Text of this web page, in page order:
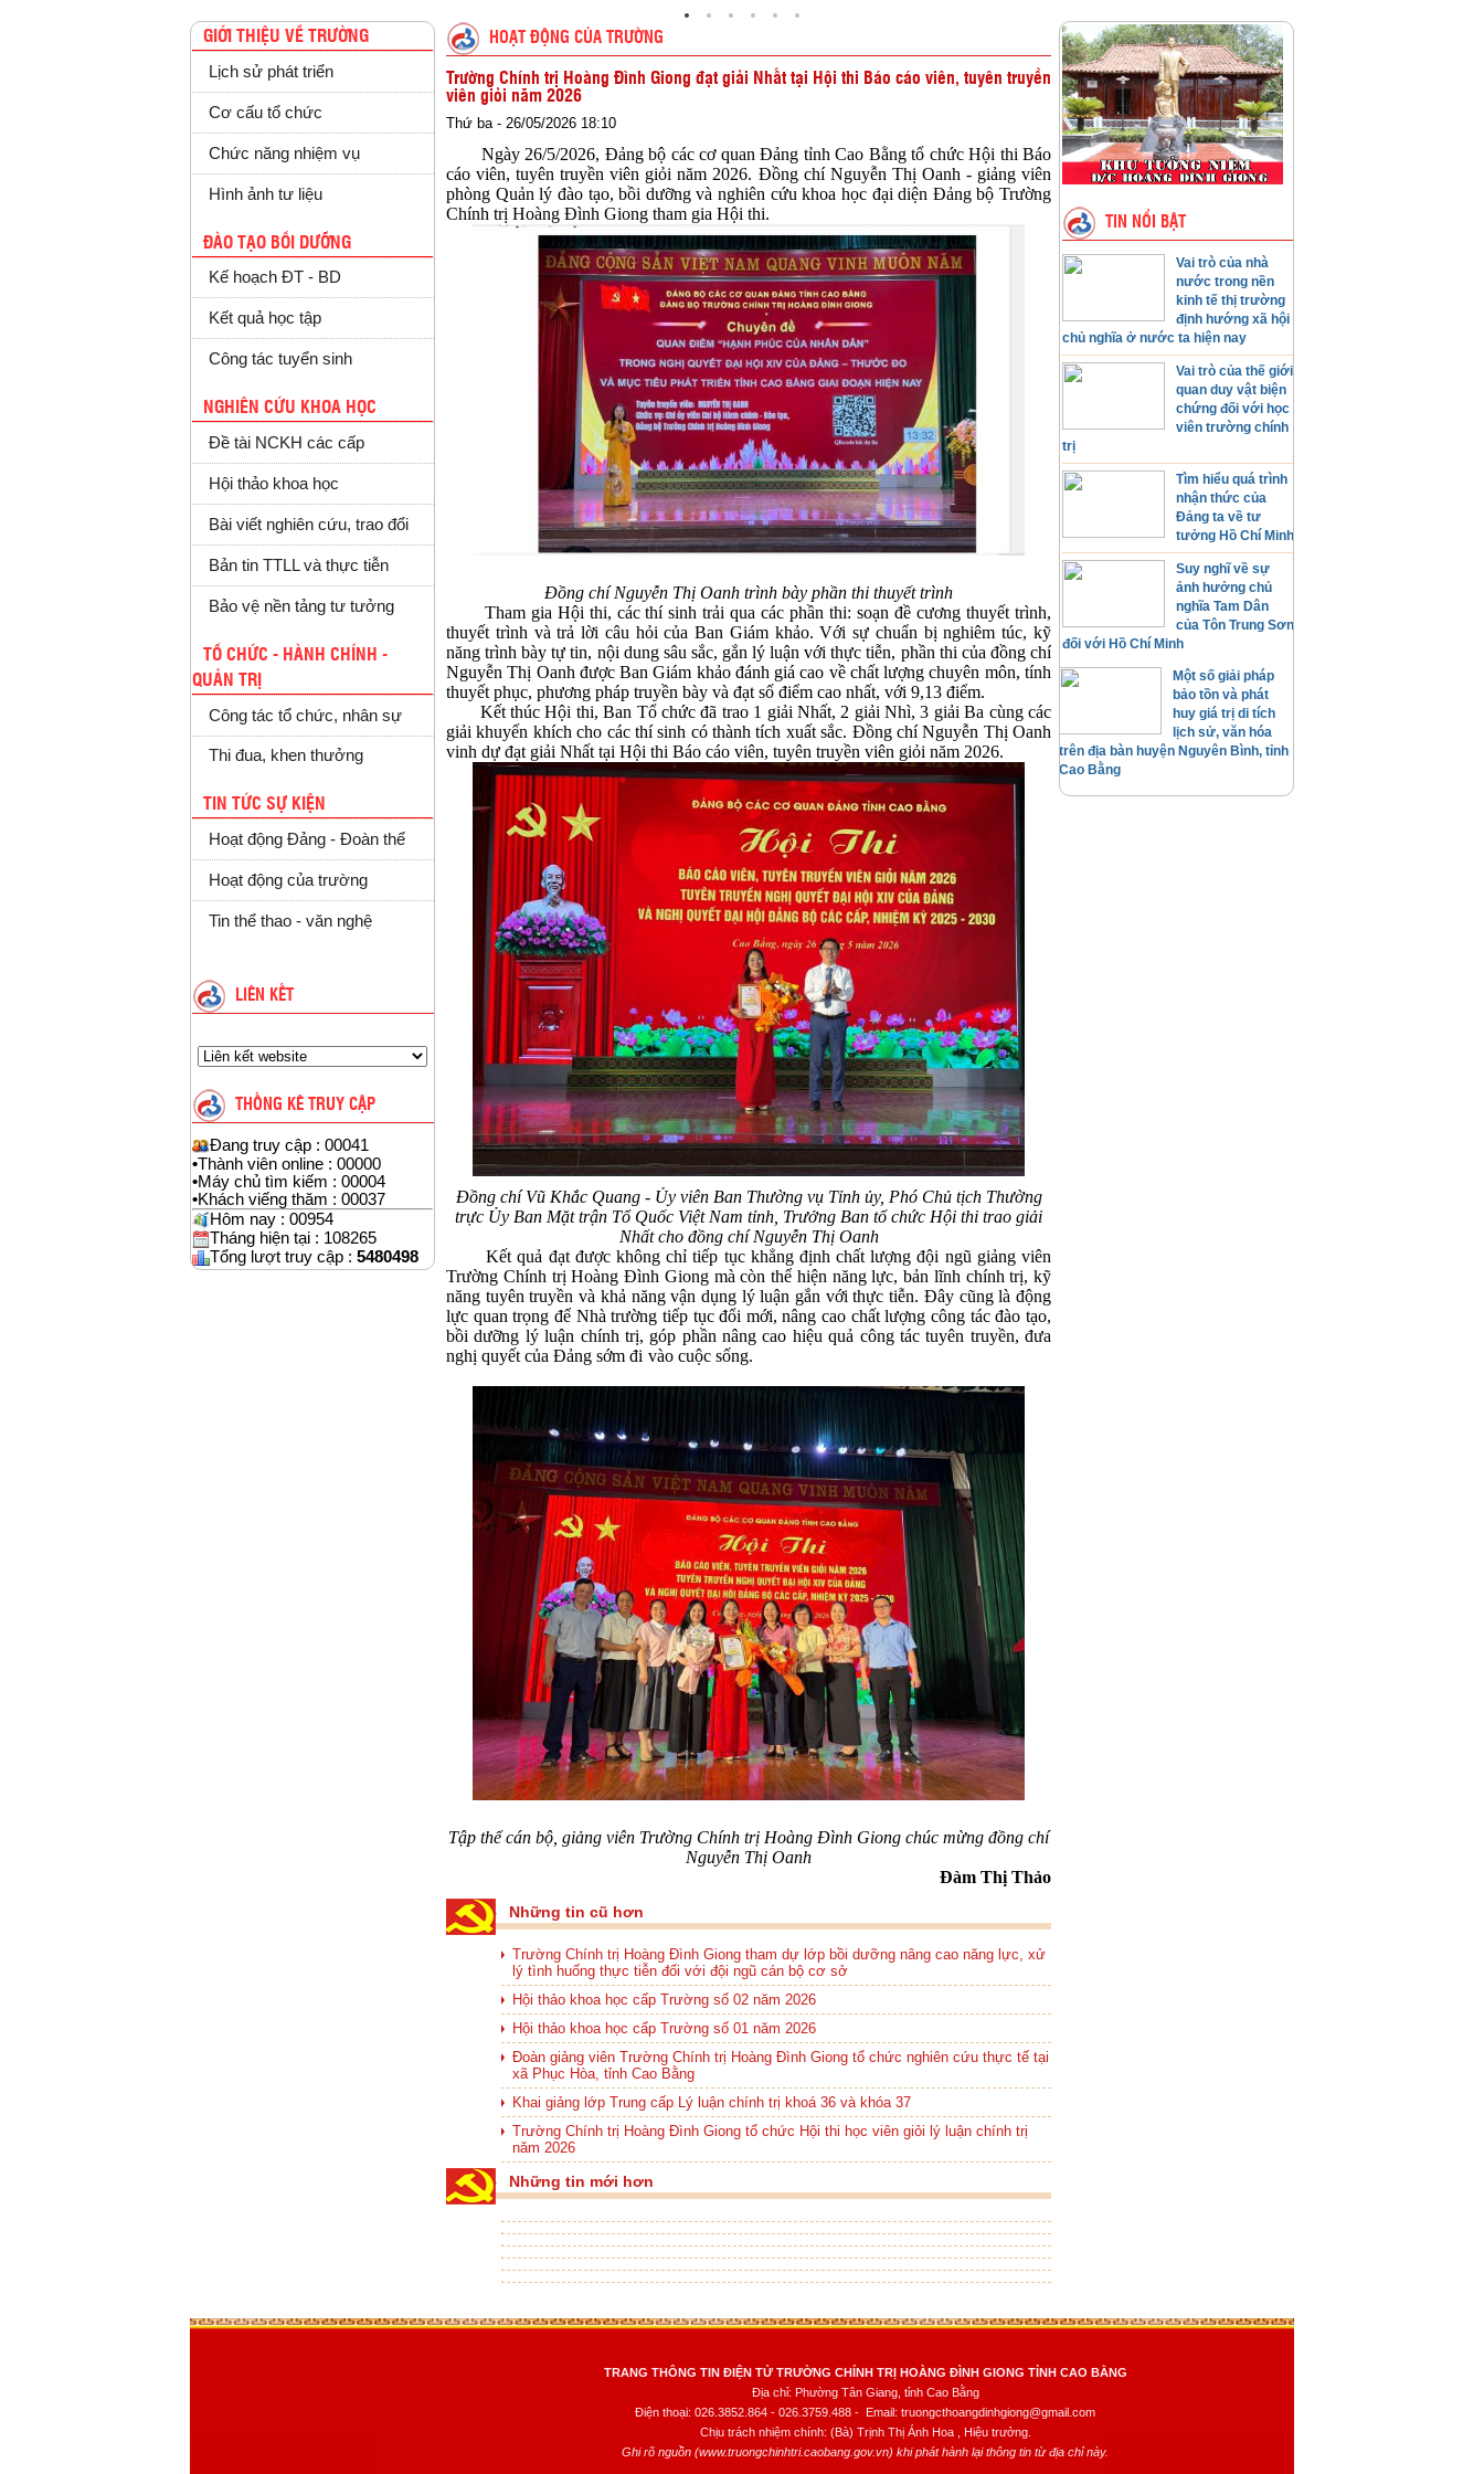
GIỚI THIỆU VỀ TRƯỜNG
Lịch sử phát triển
Cơ cấu tổ chức
Chức năng nhiệm vụ
Hình ảnh tư liệu
ĐÀO TẠO BỒI DƯỠNG
Kế hoạch ĐT - BD
Kết quả học tập
Công tác tuyển sinh
NGHIÊN CỨU KHOA HỌC
Đề tài NCKH các cấp
Hội thảo khoa học
Bài viết nghiên cứu, trao đổi
Bản tin TTLL và thực tiễn
Bảo vệ nền tảng tư tưởng
TỔ CHỨC - HÀNH CHÍNH -
QUẢN TRỊ
Công tác tổ chức, nhân sự
Thi đua, khen thưởng
TIN TỨC SỰ KIỆN
Hoạt động Đảng - Đoàn thể
Hoạt động của trường
Tin thể thao - văn nghệ
LIÊN KẾT
THỐNG KÊ TRUY CẬP
Đang truy cập : 00041
•Thành viên online : 00000
•Máy chủ tìm kiếm : 00004
•Khách viếng thăm : 00037
Hôm nay : 00954
Tháng hiện tại : 108265
Tổng lượt truy cập : 5480498
HOẠT ĐỘNG CỦA TRƯỜNG
Trường Chính trị Hoàng Đình Giong đạt giải Nhất tại Hội thi Báo cáo viên, tuyên truyền
viên giỏi năm 2026
Thứ ba - 26/05/2026 18:10
Ngày 26/5/2026, Đảng bộ các cơ quan Đảng tỉnh Cao Bằng tổ chức Hội thi Báo
cáo viên, tuyên truyền viên giỏi năm 2026. Đồng chí Nguyễn Thị Oanh - giảng viên
phòng Quản lý đào tạo, bồi dưỡng và nghiên cứu khoa học đại diện Đảng bộ Trường
Chính trị Hoàng Đình Giong tham gia Hội thi.
Đồng chí Nguyễn Thị Oanh trình bày phần thi thuyết trình
Tham gia Hội thi, các thí sinh trải qua các phần thi: soạn đề cương thuyết trình,
thuyết trình và trả lời câu hỏi của Ban Giám khảo. Với sự chuẩn bị nghiêm túc, kỹ
năng trình bày tự tin, nội dung sâu sắc, gắn lý luận với thực tiễn, phần thi của đồng chí
Nguyễn Thị Oanh được Ban Giám khảo đánh giá cao về chất lượng chuyên môn, tính
thuyết phục, phương pháp truyền bày và đạt số điểm cao nhất, với 9,13 điểm.
Kết thúc Hội thi, Ban Tổ chức đã trao 1 giải Nhất, 2 giải Nhì, 3 giải Ba cùng các
giải khuyến khích cho các thí sinh có thành tích xuất sắc. Đồng chí Nguyễn Thị Oanh
vinh dự đạt giải Nhất tại Hội thi Báo cáo viên, tuyên truyền viên giỏi năm 2026.
Đồng chí Vũ Khắc Quang - Ủy viên Ban Thường vụ Tỉnh ủy, Phó Chủ tịch Thường
trực Ủy Ban Mặt trận Tổ Quốc Việt Nam tỉnh, Trưởng Ban tổ chức Hội thi trao giải
Nhất cho đồng chí Nguyễn Thị Oanh
Kết quả đạt được không chỉ tiếp tục khẳng định chất lượng đội ngũ giảng viên
Trường Chính trị Hoàng Đình Giong mà còn thể hiện năng lực, bản lĩnh chính trị, kỹ
năng tuyên truyền và khả năng vận dụng lý luận gắn với thực tiễn. Đây cũng là động
lực quan trọng để Nhà trường tiếp tục đổi mới, nâng cao chất lượng công tác đào tạo,
bồi dưỡng lý luận chính trị, góp phần nâng cao hiệu quả công tác tuyên truyền, đưa
nghị quyết của Đảng sớm đi vào cuộc sống.
Tập thể cán bộ, giảng viên Trường Chính trị Hoàng Đình Giong chúc mừng đồng chí
Nguyễn Thị Oanh
Đàm Thị Thảo
Những tin cũ hơn
Trường Chính trị Hoàng Đình Giong tham dự lớp bồi dưỡng nâng cao năng lực, xử
lý tình huống thực tiễn đối với đội ngũ cán bộ cơ sở
Hội thảo khoa học cấp Trường số 02 năm 2026
Hội thảo khoa học cấp Trường số 01 năm 2026
Đoàn giảng viên Trường Chính trị Hoàng Đình Giong tổ chức nghiên cứu thực tế tại
xã Phục Hòa, tỉnh Cao Bằng
Khai giảng lớp Trung cấp Lý luận chính trị khoá 36 và khóa 37
Trường Chính trị Hoàng Đình Giong tổ chức Hội thi học viên giỏi lý luận chính trị
năm 2026
Những tin mới hơn
TIN NỔI BẬT
Vai trò của nhà
nước trong nền
kinh tế thị trường
định hướng xã hội
chủ nghĩa ở nước ta hiện nay
Vai trò của thế giới
quan duy vật biện
chứng đối với học
viên trường chính
trị
Tìm hiểu quá trình
nhận thức của
Đảng ta về tư
tưởng Hồ Chí Minh
Suy nghĩ về sự
ảnh hưởng chủ
nghĩa Tam Dân
của Tôn Trung Sơn
đối với Hồ Chí Minh
Một số giải pháp
bảo tồn và phát
huy giá trị di tích
lịch sử, văn hóa
trên địa bàn huyện Nguyên Bình, tỉnh
Cao Bằng
TRANG THÔNG TIN ĐIỆN TỬ TRƯỜNG CHÍNH TRỊ HOÀNG ĐÌNH GIONG TỈNH CAO BẰNG
Địa chỉ: Phường Tân Giang, tỉnh Cao Bằng
Điện thoại: 026.3852.864 - 026.3759.488 - Email: truongcthoangdinhgiong@gmail.com
Chịu trách nhiệm chính: (Bà) Trịnh Thị Ánh Hoa , Hiệu trưởng.
Ghi rõ nguồn (www.truongchinhtri.caobang.gov.vn) khi phát hành lại thông tin từ địa chỉ này.